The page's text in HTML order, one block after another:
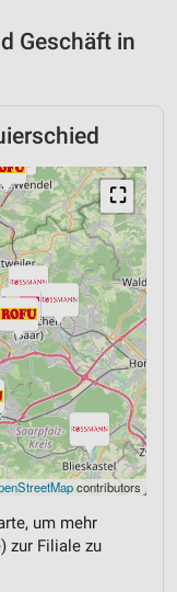
Geschäft in
⛶
contributors
um mehr
zur Filiale zu